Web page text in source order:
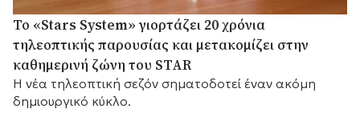
Το «Stars System» γιορτάζει 20 χρόνια
τηλεοπτικής παρουσίας και μετακομίζει στην
καθημερινή ζώνη του STAR
Η νέα τηλεοπτική σεζόν σηματοδοτεί έναν ακόμη
δημιουργικό κύκλο.